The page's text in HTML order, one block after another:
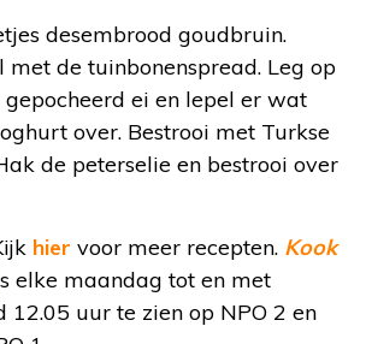
desembrood goudbruin.
met de tuinbonenspread. Leg op
ei en lepel er wat
over. Bestrooi met Turkse
de peterselie en bestrooi over
hier voor meer recepten. Kook
elke maandag tot en met
12.05 uur te zien op NPO 2 en